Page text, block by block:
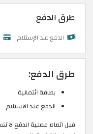
طرق الدفع
الدفع عند الإستلام
طرق الدفع:
بطاقة ائتمانية
الدفع عند الاستلام